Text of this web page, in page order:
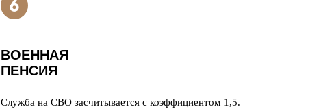
ВОЕННАЯ
ПЕНСИЯ
Служба на СВО засчитывается с коэффициентом 1,5.